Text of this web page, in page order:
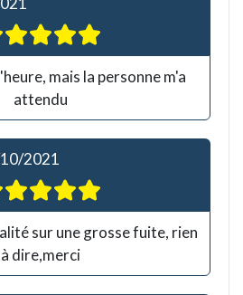
mais la personne m'a
attendu
2021
sur une grosse fuite, rien
à dire,merci